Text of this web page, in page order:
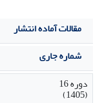
مقالات آماده انتشار
شماره جاری
دوره 16
(1405)